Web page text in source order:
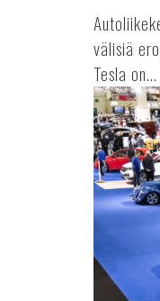
välisiä
Tesla on...
Auto-
tapahtuma
tekee
paluun